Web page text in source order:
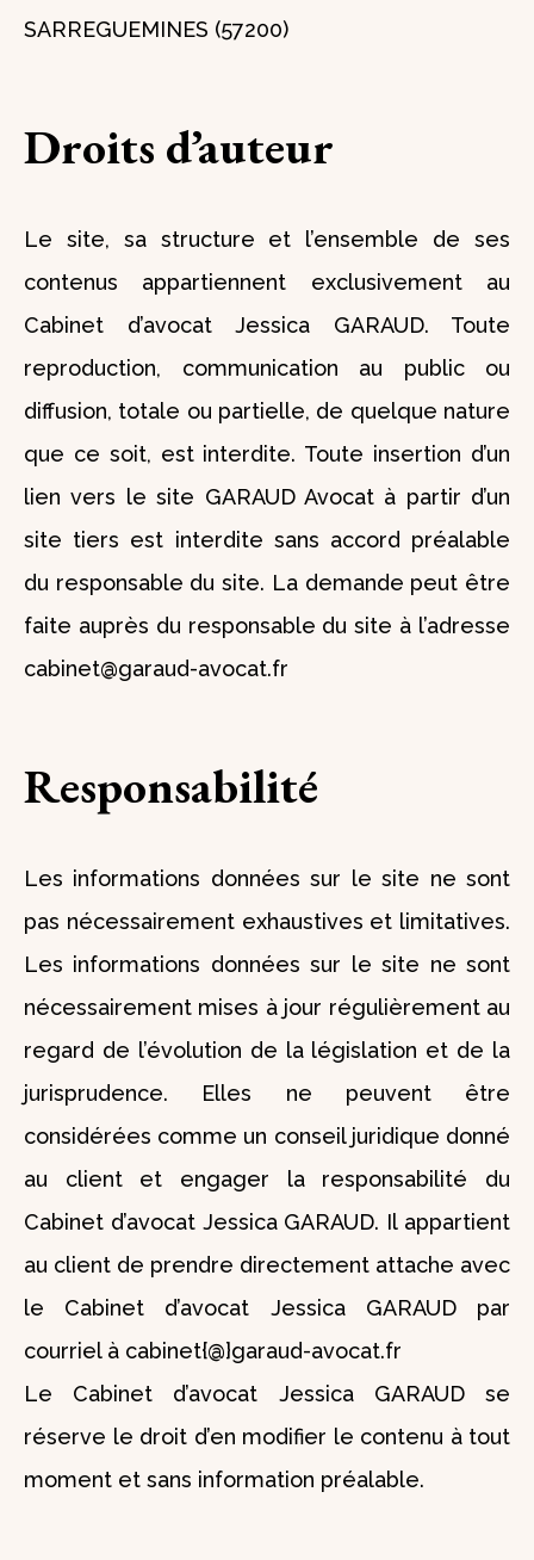
SARREGUEMINES (57200)
Droits d’auteur
Le site, sa structure et l’ensemble de ses
contenus appartiennent exclusivement au
Cabinet d’avocat Jessica GARAUD. Toute
reproduction, communication au public ou
diffusion, totale ou partielle, de quelque nature
que ce soit, est interdite. Toute insertion d’un
lien vers le site GARAUD Avocat à partir d’un
site tiers est interdite sans accord préalable
du responsable du site. La demande peut être
faite auprès du responsable du site à l’adresse
cabinet@garaud-avocat.fr
Responsabilité
Les informations données sur le site ne sont
pas nécessairement exhaustives et limitatives.
Les informations données sur le site ne sont
nécessairement mises à jour régulièrement au
regard de l’évolution de la législation et de la
jurisprudence. Elles ne peuvent être
considérées comme un conseil juridique donné
au client et engager la responsabilité du
Cabinet d’avocat Jessica GARAUD. Il appartient
au client de prendre directement attache avec
le Cabinet d’avocat Jessica GARAUD par
courriel à cabinet{@}garaud-avocat.fr
Le Cabinet d’avocat Jessica GARAUD se
réserve le droit d’en modifier le contenu à tout
moment et sans information préalable.